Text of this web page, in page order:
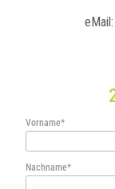
eMail:
Vorname*
Nachname*